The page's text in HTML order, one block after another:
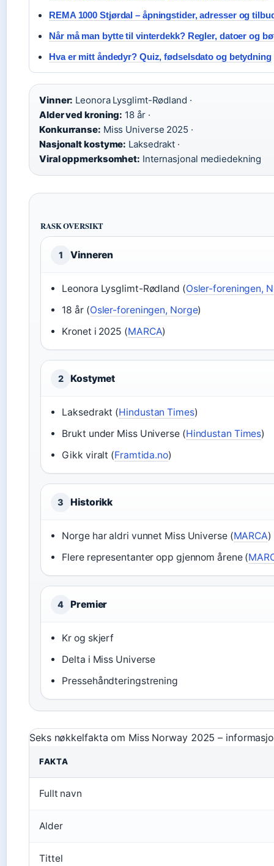
REMA 1000 Stjørdal – åpningstider, adresser og
Når må man bytte til vinterdekk? Regler, datoer og
Hva er mitt åndedyr? Quiz, fødselsdato og betydning
Vinner: Leonora Lysglimt-Rødland ·
Alder ved kroning: 18 år ·
Konkurranse: Miss Universe 2025 ·
Nasjonalt kostyme: Laksedrakt ·
Viral oppmerksomhet: Internasjonal mediedekning
RASK OVERSIKT
1 Vinneren
Leonora Lysglimt-Rødland (Osler-foreningen,
18 år (Osler-foreningen, Norge)
Kronet i 2025 (MARCA)
2 Kostymet
Laksedrakt (Hindustan Times)
Brukt under Miss Universe (Hindustan Times)
Gikk viralt (Framtida.no)
3 Historikk
Norge har aldri vunnet Miss Universe (MARCA)
Flere representanter opp gjennom årene (
4 Premier
Kr og skjerf
Delta i Miss Universe
Pressehåndteringstrening
Seks nøkkelfakta om Miss Norway 2025 –
FAKTA
Fullt navn
Alder
Tittel